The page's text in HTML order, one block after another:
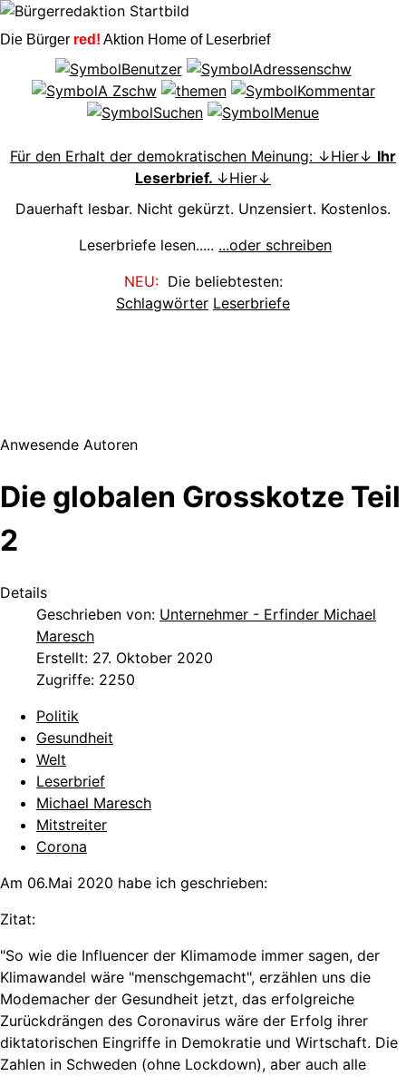
Die Bürger red! Aktion Home of Leserbrief
Für den Erhalt der demokratischen Meinung: ↓Hier↓ Ihr
Leserbrief. ↓Hier↓
Dauerhaft lesbar. Nicht gekürzt. Unzensiert. Kostenlos.
Leserbriefe lesen..... ...oder schreiben
NEU:Die beliebtesten:
Schlagwörter Leserbriefe
Anwesende Autoren
Die globalen Grosskotze Teil
2
Details
Geschrieben von: Unternehmer - Erfinder Michael
Maresch
Erstellt: 27. Oktober 2020
Zugriffe: 2250
Politik
Gesundheit
Welt
Leserbrief
Michael Maresch
Mitstreiter
Corona
Am 06.Mai 2020 habe ich geschrieben:
Zitat:
"So wie die Influencer der Klimamode immer sagen, der
Klimawandel wäre "menschgemacht", erzählen uns die
Modemacher der Gesundheit jetzt, das erfolgreiche
Zurückdrängen des Coronavirus wäre der Erfolg ihrer
diktatorischen Eingriffe in Demokratie und Wirtschaft. Die
Zahlen in Schweden (ohne Lockdown), aber auch alle